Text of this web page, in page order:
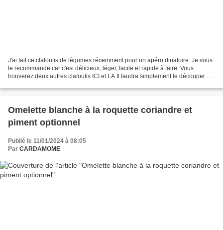
J'ai fait ce clafoutis de légumes récemment pour un apéro dinatoire. Je vous
le recommande car c'est délicieux, léger, facile et rapide à faire. Vous
trouverez deux autres clafoutis ICI et LA Il faudra simplement le découper en
Omelette blanche à la roquette coriandre et
piment optionnel
Publié le 11/01/2024 à 08:05
Par CARDAMOME